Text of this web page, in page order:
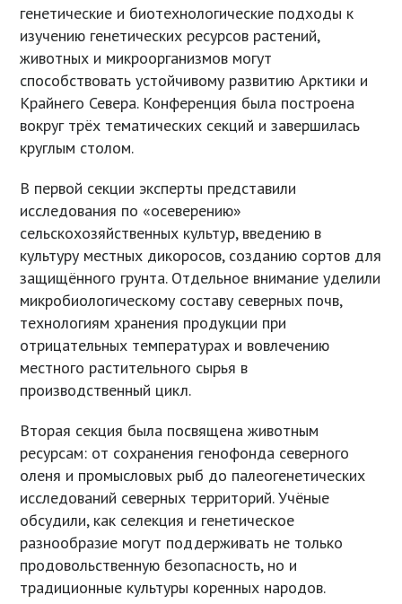
генетические и биотехнологические подходы к
изучению генетических ресурсов растений,
животных и микроорганизмов могут
способствовать устойчивому развитию Арктики и
Крайнего Севера. Конференция была построена
вокруг трёх тематических секций и завершилась
круглым столом.
В первой секции эксперты представили
исследования по «осеверению»
сельскохозяйственных культур, введению в
культуру местных дикоросов, созданию сортов для
защищённого грунта. Отдельное внимание уделили
микробиологическому составу северных почв,
технологиям хранения продукции при
отрицательных температурах и вовлечению
местного растительного сырья в
производственный цикл.
Вторая секция была посвящена животным
ресурсам: от сохранения генофонда северного
оленя и промысловых рыб до палеогенетических
исследований северных территорий. Учёные
обсудили, как селекция и генетическое
разнообразие могут поддерживать не только
продовольственную безопасность, но и
традиционные культуры коренных народов.